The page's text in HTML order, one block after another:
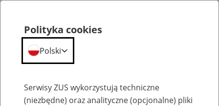
Polityka cookies
Polski
Serwisy ZUS wykorzystują techniczne
(niezbędne) oraz analityczne (opcjonalne) pliki